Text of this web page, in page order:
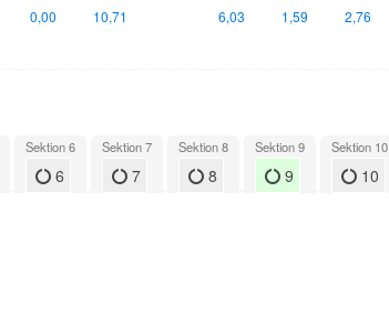
0,00 10,71 6,03 1,59 2,76
Sektion 6
6
Sektion 7
7
Sektion 8
8
Sektion 9
9
Sektion 10
10